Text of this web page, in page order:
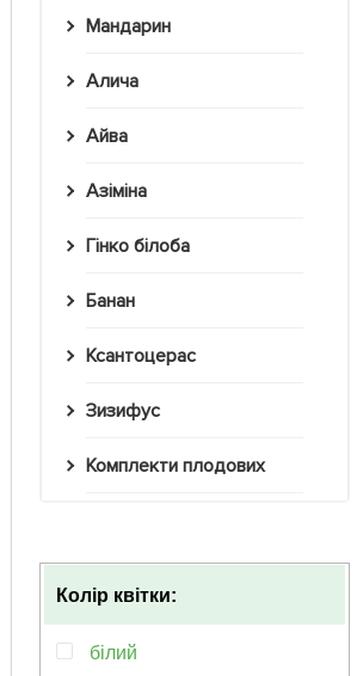
Мандарин
Алича
Айва
Азіміна
Гінко білоба
Банан
Ксантоцерас
Зизифус
Комплекти плодових
Колір квітки:
білий